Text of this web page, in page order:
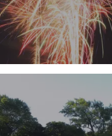
Sticks on